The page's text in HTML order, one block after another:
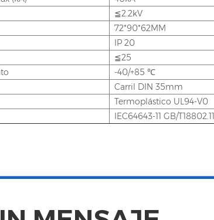
≦2.2kV
72*90*62MM
IP 20
≦25
-40/+85 ℃
Carril DIN 35mm
Termoplástico UL94-V0
IEC64643-11 GB/T18802.11